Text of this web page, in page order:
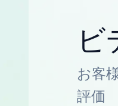
ビ
お客
評価